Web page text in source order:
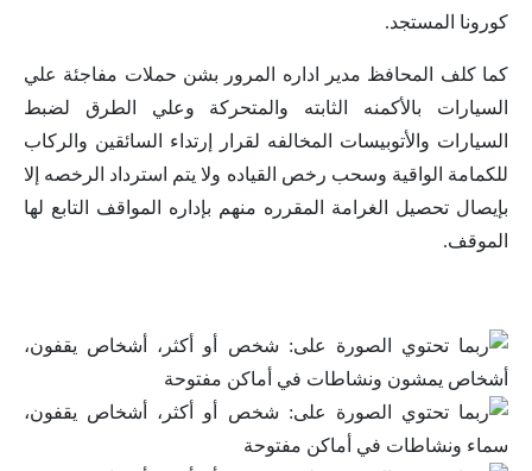
كورونا المستجد.
كما كلف المحافظ مدير اداره المرور بشن حملات مفاجئة علي
السيارات بالأكمنه الثابته والمتحركة وعلي الطرق لضبط
السيارات والأتوبيسات المخالفه لقرار إرتداء السائقين والركاب
للكمامة الواقية وسحب رخص القياده ولا يتم استرداد الرخصه إلا
بإيصال تحصيل الغرامة المقرره منهم بإداره المواقف التابع لها
الموقف.